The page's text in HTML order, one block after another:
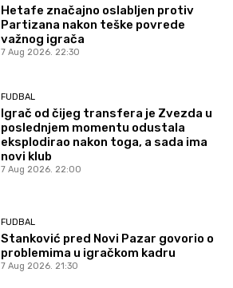
Hetafe značajno oslabljen protiv
Partizana nakon teške povrede
važnog igrača
7 Aug 2026. 22:30
FUDBAL
Igrač od čijeg transfera je Zvezda u
poslednjem momentu odustala
eksplodirao nakon toga, a sada ima
novi klub
7 Aug 2026. 22:00
FUDBAL
Stanković pred Novi Pazar govorio o
problemima u igračkom kadru
7 Aug 2026. 21:30